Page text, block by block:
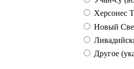
Херсонес
Новый
Другое